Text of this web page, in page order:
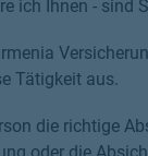
ich Ihnen - sind
Tätigkeit aus.
die richtige